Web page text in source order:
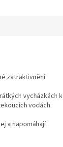
zatraktivnění
vycházkách k
vodách.
a napomáhají